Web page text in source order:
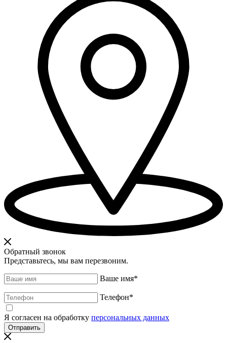
Обратный звонок
Представьтесь, мы вам перезвоним.
Ваше имя*
Телефон*
Я согласен на обработку персональных данных